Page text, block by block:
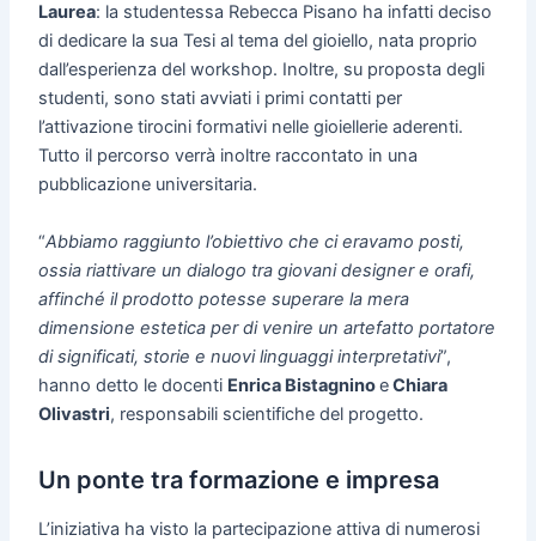
Laurea: la studentessa Rebecca Pisano ha infatti deciso
di dedicare la sua Tesi al tema del gioiello, nata proprio
dall’esperienza del workshop. Inoltre, su proposta degli
studenti, sono stati avviati i primi contatti per
l’attivazione tirocini formativi nelle gioiellerie aderenti.
Tutto il percorso verrà inoltre raccontato in una
pubblicazione universitaria.
“Abbiamo raggiunto l’obiettivo che ci eravamo posti,
ossia riattivare un dialogo tra giovani designer e orafi,
affinché il prodotto potesse superare la mera
dimensione estetica per di venire un artefatto portatore
di significati, storie e nuovi linguaggi interpretativi”,
hanno detto le docenti Enrica BistagninoeChiara
Olivastri, responsabili scientifiche del progetto.
Un ponte tra formazione e impresa
L’iniziativa ha visto la partecipazione attiva di numerosi